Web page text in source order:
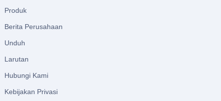
Produk
Berita Perusahaan
Unduh
Larutan
Hubungi Kami
Kebijakan Privasi